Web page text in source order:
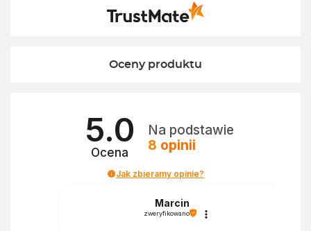
Oceny produktu
5.0
Ocena
Na podstawie
8 opinii
Jak zbieramy opinie?
Marcin
zweryfikowano